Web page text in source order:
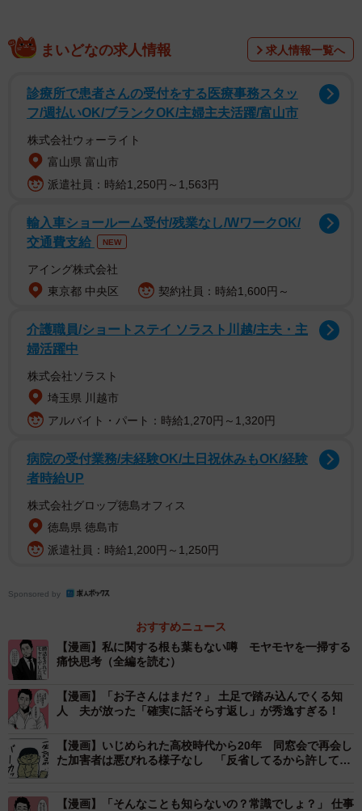
嘘のうわさを言われたときの対処法は…（B.B軍曹さん提供）
それは、作者が病院勤務をしていたころの出来事です。あ
とを聞かされ、作者は嫌な気持ちになってしまいます。帰
う」と落ち込んでいると、夫は意外にも「おめでとう」と
声を掛けました。納得できずに反論すると、夫は「うわさ
は階段をのぼる人にしか飛んでこない」と話します。
まいどなの求人情報 求人情報一覧へ
診療所で患者さんの受付をする医療事務スタッ
フ/週払いOK/ブランクOK/主婦主夫活躍/富山市
株式会社ウォーライト
富山県 富山市
派遣社員：時給1,250円～1,563円
輸入車ショールーム受付/残業なし/WワークOK/
交通費支給
NEW
アイング株式会社
東京都 中央区
契約社員：時給1,600円～
介護職員/ショートステイ ソラスト川越/主夫・主
婦活躍中
株式会社ソラスト
埼玉県 川越市
アルバイト・パート：時給1,270円～1,320円
病院の受付業務/未経験OK/土日祝休みもOK/経験
者時給UP
株式会社グロップ徳島オフィス
徳島県 徳島市
派遣社員：時給1,200円～1,250円
Sponsored by
おすすめニュース
【漫画】私に関する根も葉もない噂 モヤモヤを一掃する
痛快思考（全編を読む）
【漫画】「お子さんはまだ？」 土足で踏み込んでくる知
人 夫が放った「確実に話そらす返し」が秀逸すぎる！
【漫画】いじめられた高校時代から20年 同窓会で再会し
た加害者は悪びれる様子なし 「反省してるから許して
【漫画】「そんなことも知らないの？常識でしょ？」 仕事